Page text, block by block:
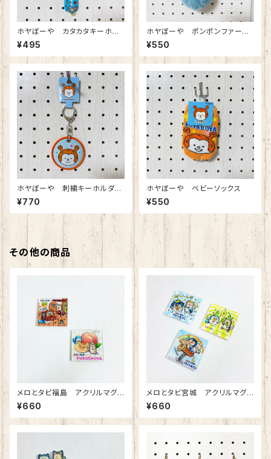
ホヤぼーや カタカタキーホル
ダー
¥495
ホヤぼーや ポンポンファーKR
（スモーキーブルー）
¥550
ホヤぼーや 刺繍キーホルダー
（顔）
¥770
ホヤぼーや ベビーソックス
¥550
その他の商品
メロとタビ福島 アクリルマグ
ネット
¥660
メロとタビ宮城 アクリルマグ
ネット
¥660